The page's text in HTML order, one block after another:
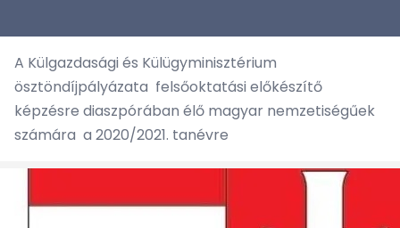
A Külgazdasági és Külügyminisztérium
ösztöndíjpályázata felsőoktatási előkészítő
képzésre diaszpórában élő magyar nemzetiségűek
számára a 2020/2021. tanévre